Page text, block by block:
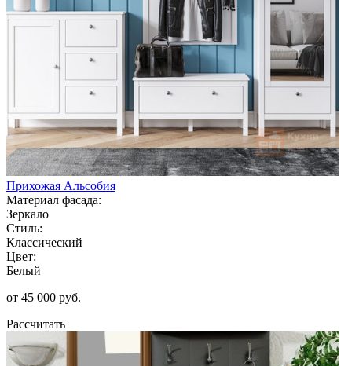
Прихожая Альсобия
Материал фасада:
Зеркало
Стиль:
Классический
Цвет:
Белый
от 45 000 руб.
Рассчитать